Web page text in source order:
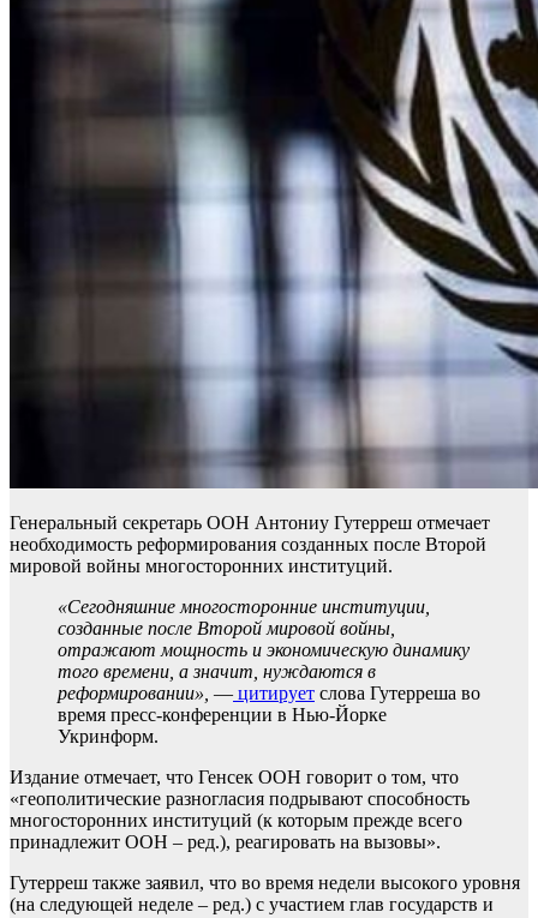
Генеральный секретарь ООН Антониу Гутерреш отмечает
необходимость реформирования созданных после Второй
мировой войны многосторонних институций.
«Сегодняшние многосторонние институции,
созданные после Второй мировой войны,
отражают мощность и экономическую динамику
того времени, а значит, нуждаются в
реформировании», — цитирует слова Гутерреша во
время пресс-конференции в Нью-Йорке
Укринформ.
Издание отмечает, что Генсек ООН говорит о том, что
«геополитические разногласия подрывают способность
многосторонних институций (к которым прежде всего
принадлежит ООН – ред.), реагировать на вызовы».
Гутерреш также заявил, что во время недели высокого уровня
(на следующей неделе – ред.) с участием глав государств и